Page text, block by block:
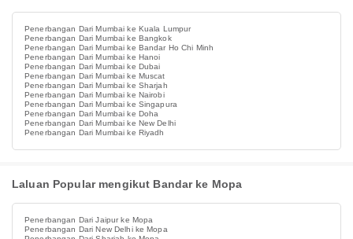
Penerbangan Dari Mumbai ke Kuala Lumpur
Penerbangan Dari Mumbai ke Bangkok
Penerbangan Dari Mumbai ke Bandar Ho Chi Minh
Penerbangan Dari Mumbai ke Hanoi
Penerbangan Dari Mumbai ke Dubai
Penerbangan Dari Mumbai ke Muscat
Penerbangan Dari Mumbai ke Sharjah
Penerbangan Dari Mumbai ke Nairobi
Penerbangan Dari Mumbai ke Singapura
Penerbangan Dari Mumbai ke Doha
Penerbangan Dari Mumbai ke New Delhi
Penerbangan Dari Mumbai ke Riyadh
Laluan Popular mengikut Bandar ke Mopa
Penerbangan Dari Jaipur ke Mopa
Penerbangan Dari New Delhi ke Mopa